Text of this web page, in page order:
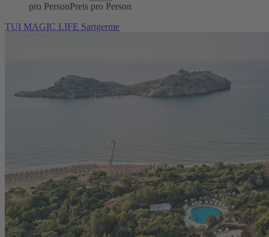
pro PersonPreis pro Person
TUI MAGIC LIFE Sarigerme